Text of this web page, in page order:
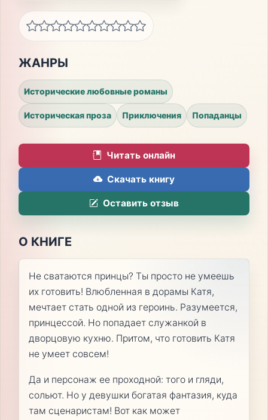
ЖАНРЫ
Исторические любовные романы
Историческая проза Приключения Попаданцы
Читать онлайн
Скачать книгу
Оставить отзыв
О КНИГЕ
Не сватаются принцы? Ты просто не умеешь
их готовить! Влюбленная в дорамы Катя,
мечтает стать одной из героинь. Разумеется,
принцессой. Но попадает служанкой в
дворцовую кухню. Притом, что готовить Катя
не умеет совсем!
Да и персонаж ее проходной: того и гляди,
сольют. Но у девушки богатая фантазия, куда
там сценаристам! Вот как может